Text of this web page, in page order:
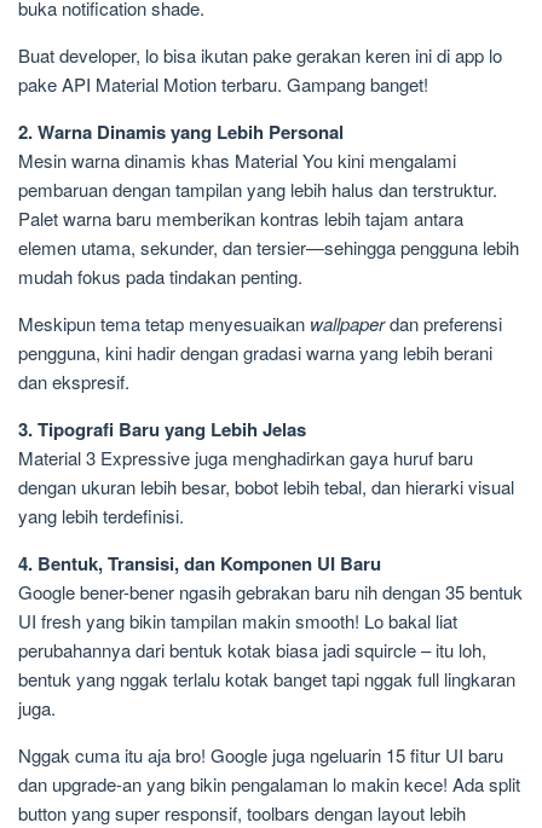
buka notification shade.
Buat developer, lo bisa ikutan pake gerakan keren ini di app lo
pake API Material Motion terbaru. Gampang banget!
2. Warna Dinamis yang Lebih Personal
Mesin warna dinamis khas Material You kini mengalami
pembaruan dengan tampilan yang lebih halus dan terstruktur.
Palet warna baru memberikan kontras lebih tajam antara
elemen utama, sekunder, dan tersier—sehingga pengguna lebih
mudah fokus pada tindakan penting.
Meskipun tema tetap menyesuaikan wallpaperdan preferensi
pengguna, kini hadir dengan gradasi warna yang lebih berani
dan ekspresif.
3. Tipografi Baru yang Lebih Jelas
Material 3 Expressive juga menghadirkan gaya huruf baru
dengan ukuran lebih besar, bobot lebih tebal, dan hierarki visual
yang lebih terdefinisi.
4. Bentuk, Transisi, dan Komponen UI Baru
Google bener-bener ngasih gebrakan baru nih dengan 35 bentuk
UI fresh yang bikin tampilan makin smooth! Lo bakal liat
perubahannya dari bentuk kotak biasa jadi squircle – itu loh,
bentuk yang nggak terlalu kotak banget tapi nggak full lingkaran
juga.
Nggak cuma itu aja bro! Google juga ngeluarin 15 fitur UI baru
dan upgrade-an yang bikin pengalaman lo makin kece! Ada split
button yang super responsif, toolbars dengan layout lebih